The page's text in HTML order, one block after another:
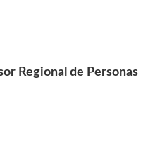
Regional de Personas